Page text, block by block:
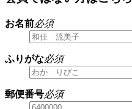
お名前必須
ふりがな必須
郵便番号必須